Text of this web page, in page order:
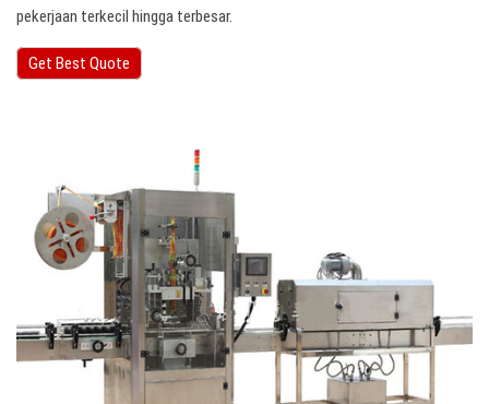
pekerjaan terkecil hingga terbesar.
Get Best Quote